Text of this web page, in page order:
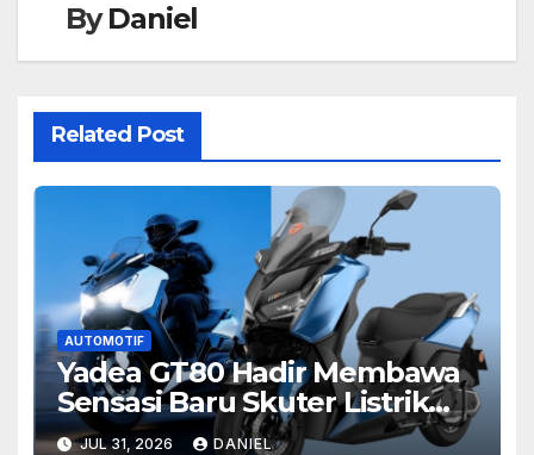
ByDaniel
Related Post
AUTOMOTIF
Yadea GT80 Hadir Membawa
Sensasi Baru Skuter Listrik
Modern yang Penuh Gaya
JUL 31, 2026 DANIEL